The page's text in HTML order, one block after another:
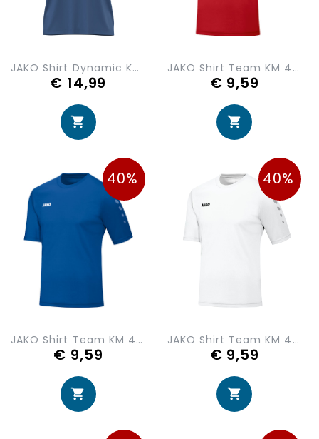
JAKO Shirt Dynamic KM 4270-921
€ 14,99
JAKO Shirt Team KM 4233-01
€ 9,59
40%
JAKO Shirt Team KM 4233-04
€ 9,59
40%
JAKO Shirt Team KM 4233-00
€ 9,59